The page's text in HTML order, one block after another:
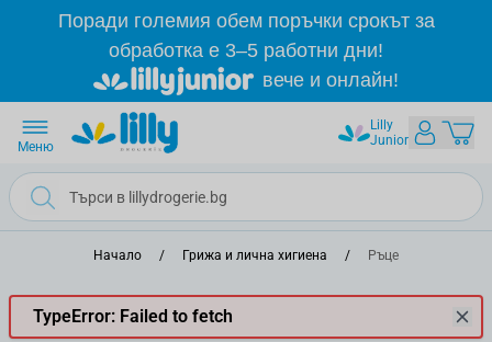
Прескачане към съдържанието
Поради големия обем поръчки срокът за
обработка е 3–5 работни дни!
вече и онлайн!
Lilly
Junior
Меню
Начало / Грижа и лична хигиена / Ръце
TypeError: Failed to fetch